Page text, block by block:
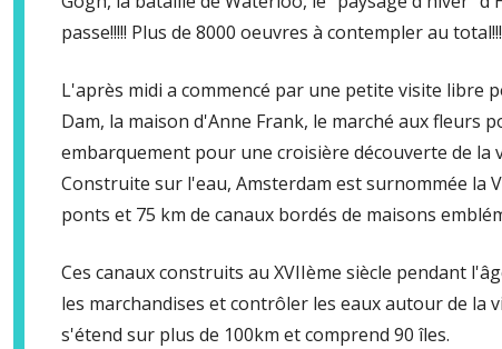
passe!!!!! Plus de 8000 oeuvres à contempler au
L'après midi a commencé par une petite visite libre
Dam, la maison d'Anne Frank, le marché aux fleurs
embarquement pour une croisière découverte de la
Construite sur l'eau, Amsterdam est surnommée la
ponts et 75 km de canaux bordés de maisons
Ces canaux construits au XVIIème siècle pendant
les marchandises et contrôler les eaux autour de la
s'étend sur plus de 100km et comprend 90 îles.